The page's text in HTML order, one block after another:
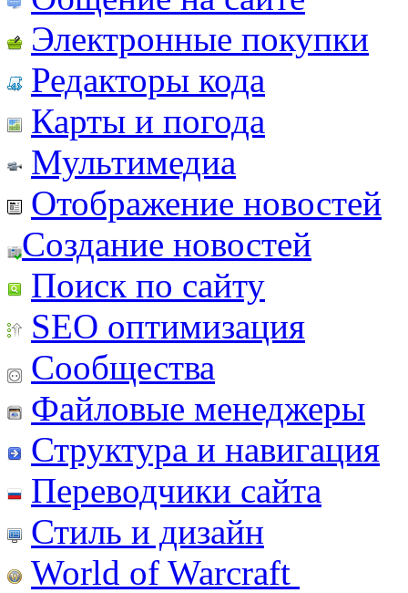
Электронные покупки
Редакторы кода
Карты и погода
Мультимедиа
Отображение новостей
Создание новостей
Поиск по сайту
SEO оптимизация
Сообщества
Файловые менеджеры
Структура и навигация
Переводчики сайта
Стиль и дизайн
World of Warcraft